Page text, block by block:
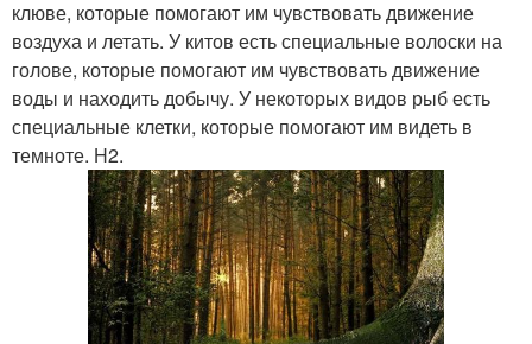
клюве, которые помогают им чувствовать движение
воздуха и летать. У китов есть специальные волоски на
голове, которые помогают им чувствовать движение
воды и находить добычу. У некоторых видов рыб есть
специальные клетки, которые помогают им видеть в
темноте. H2.